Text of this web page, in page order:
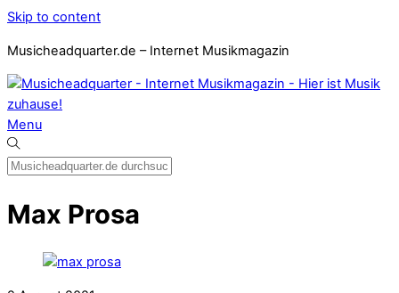
Skip to content
Musicheadquarter.de – Internet Musikmagazin
Menu
Max Prosa